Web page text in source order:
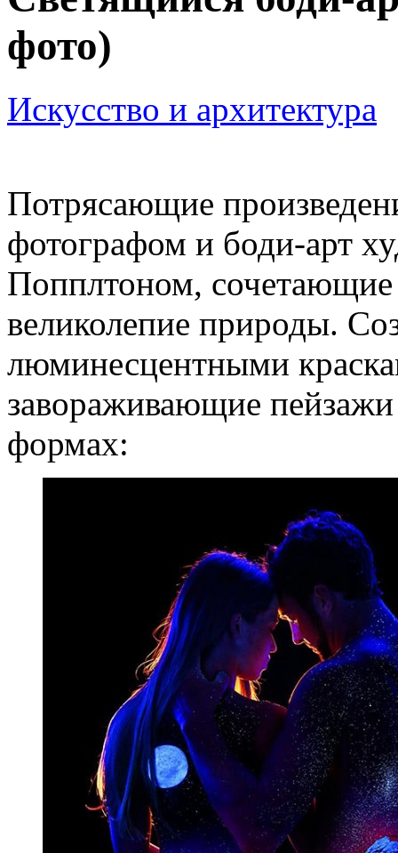
фото)
Искусство и архитектура
Потрясающие
фотографом и боди-арт
Попплтоном, сочетающие
великолепие природы.
люминесцентными
завораживающие
формах: